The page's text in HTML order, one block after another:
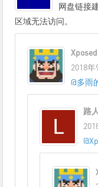
网盘链接
区域无法访问。
2018
@多雨
路
@